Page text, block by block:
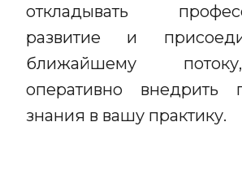
откладывать
развитие и
ближайшему
оперативно внедрить
знания в вашу практику.